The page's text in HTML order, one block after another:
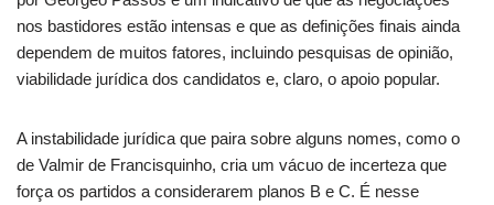
nos bastidores estão intensas e que as definições finais ainda
dependem de muitos fatores, incluindo pesquisas de opinião,
viabilidade jurídica dos candidatos e, claro, o apoio popular.
A instabilidade jurídica que paira sobre alguns nomes, como o
de Valmir de Francisquinho, cria um vácuo de incerteza que
força os partidos a considerarem planos B e C. É nesse